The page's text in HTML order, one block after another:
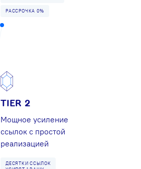
РАССРОЧКА 0%
TIER 2
Мощное усиление
ссылок с простой
реализацией
ДЕСЯТКИ ССЫЛОК